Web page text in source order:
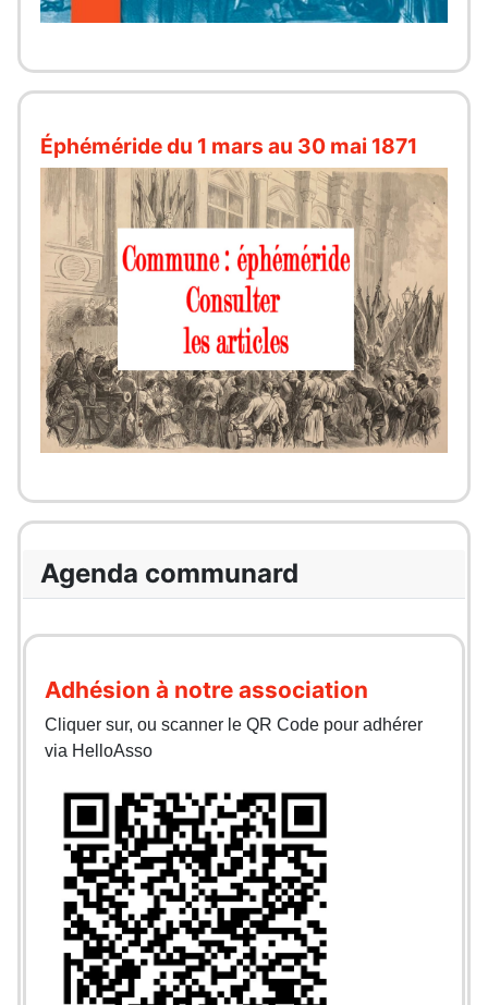
Éphéméride du 1 mars au 30 mai 1871
Agenda communard
Adhésion à notre association
Cliquer sur, ou scanner le QR Code pour adhérer
via HelloAsso